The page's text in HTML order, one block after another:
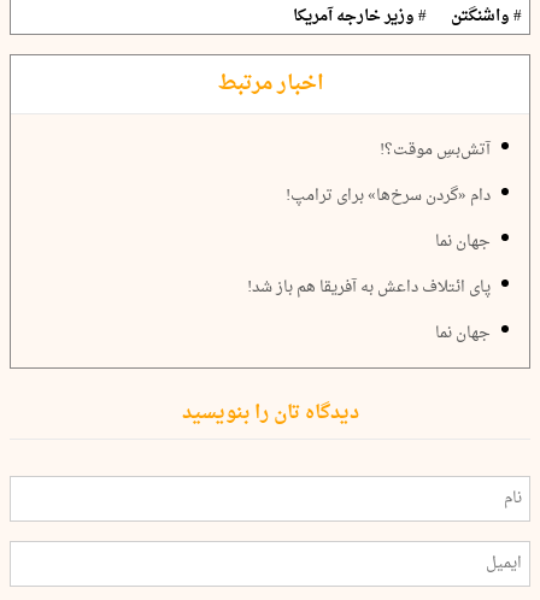
# واشنگتن
# وزیر خارجه آمریکا
اخبار مرتبط
آتش‌بسِ موقت؟!
دام «گردن سرخ‌ها» برای ترامپ!
جهان نما
پای ائتلاف داعش به آفریقا هم باز شد!
جهان نما
دیدگاه تان را بنویسید